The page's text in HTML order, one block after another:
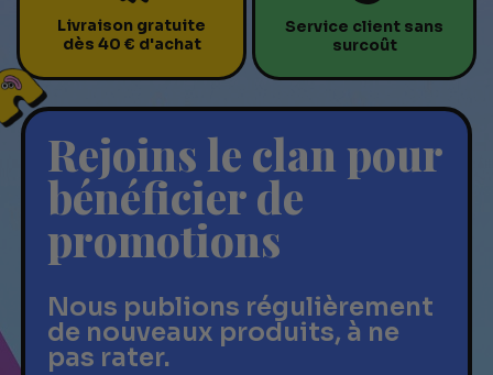
Livraison gratuite
dès 40 € d'achat
Service client sans
surcoût
Rejoins le clan pour
bénéficier de
promotions
Nous publions régulièrement
de nouveaux produits, à ne
pas rater.